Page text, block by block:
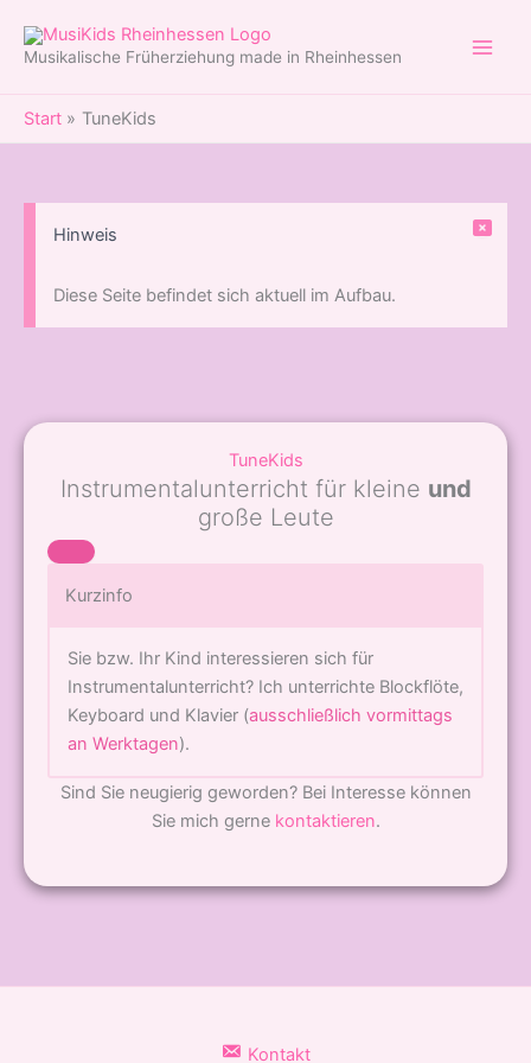
Inhalt
springen
Musikalische Früherziehung made in Rheinhessen
Start TuneKids
Hinweis
Diese Seite befindet sich aktuell im Aufbau.
TuneKids
Instrumentalunterricht für kleine und
große Leute
Kurzinfo
Sie bzw. Ihr Kind interessieren sich für
Instrumentalunterricht? Ich unterrichte Blockflöte,
Keyboard und Klavier (ausschließlich vormittags
an Werktagen).
Sind Sie neugierig geworden? Bei Interesse können
Sie mich gerne kontaktieren.
Kontakt